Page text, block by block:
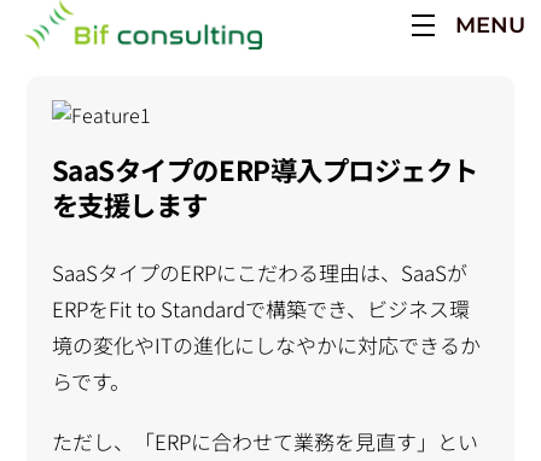
MENU
SaaSタイプのERP導入プロジェクト
を支援します
SaaSタイプのERPにこだわる理由は、SaaSが
ERPをFit to Standardで構築でき、ビジネス環
境の変化やITの進化にしなやかに対応できるか
らです。
ただし、「ERPに合わせて業務を見直す」とい